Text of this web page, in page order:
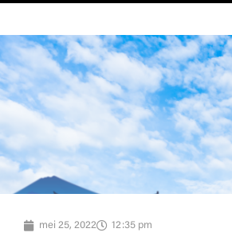
mei 25, 2022 12:35 pm